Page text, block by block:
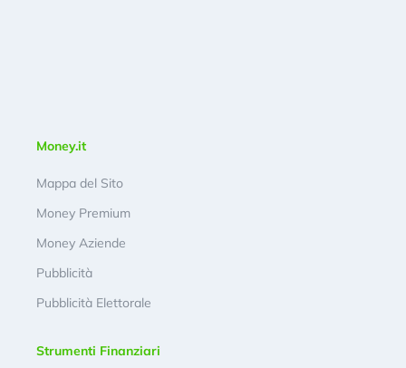
Money.it
Mappa del Sito
Money Premium
Money Aziende
Pubblicità
Pubblicità Elettorale
Strumenti Finanziari